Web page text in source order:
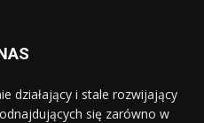
działający i stale rozwijający
się zarówno w